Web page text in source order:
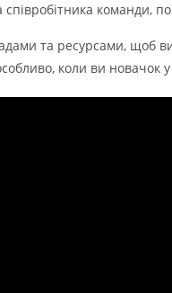
команди,
та ресурсами, щоб
коли ви